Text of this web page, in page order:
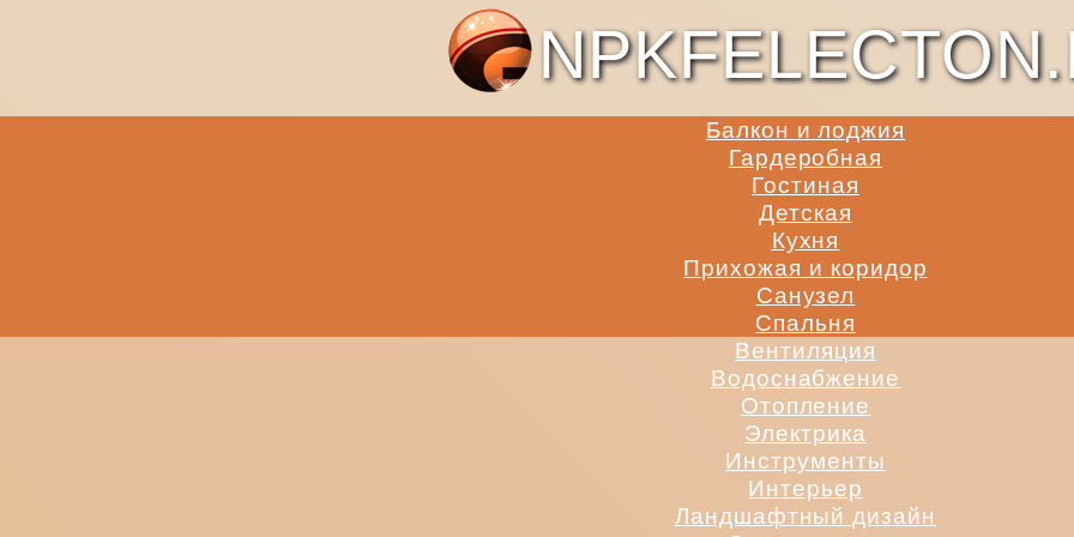
Балкон и лоджия
Гардеробная
Гостиная
Детская
Кухня
Прихожая и коридор
Санузел
Спальня
Вентиляция
Водоснабжение
Отопление
Электрика
Инструменты
Интерьер
Ландшафтный дизайн